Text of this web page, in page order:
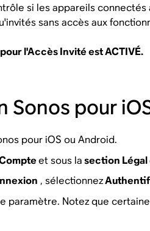
si les appareils
sans accès aux
l'Accès Invité est ACTIVÉ.
pour
pour iOS ou Android.
et sous lasection
, sélectionnez
paramètre. Notez que